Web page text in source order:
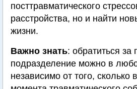
посттравматического
расстройства, но и найти
жизни.
Важно знать: обратиться
подразделение можно в
независимо от того,